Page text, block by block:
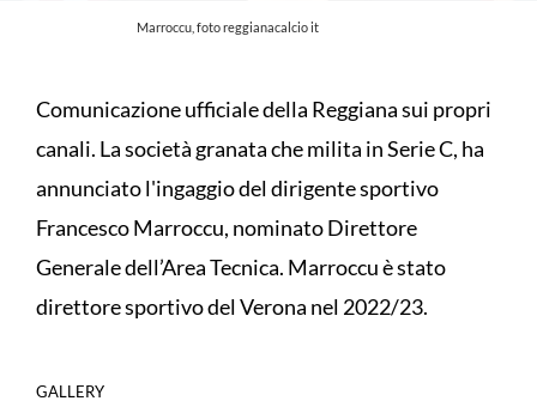
Marroccu, foto reggianacalcio it
Comunicazione ufficiale della Reggiana sui propri
canali. La società granata che milita in Serie C, ha
annunciato l'ingaggio del dirigente sportivo
Francesco Marroccu, nominato Direttore
Generale dell’Area Tecnica. Marroccu è stato
direttore sportivo del Verona nel 2022/23.
GALLERY